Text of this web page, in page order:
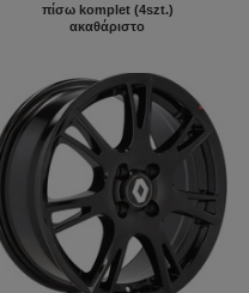
πίσω komplet (4szt.)
ακαθάριστο